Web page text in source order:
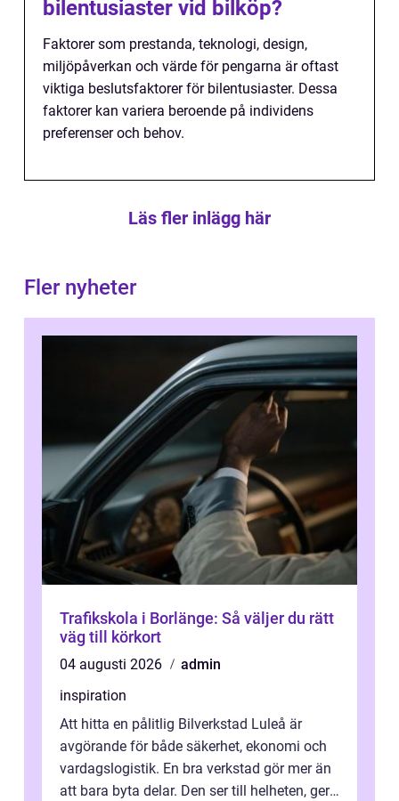
bilentusiaster vid bilköp?
Faktorer som prestanda, teknologi, design,
miljöpåverkan och värde för pengarna är oftast
viktiga beslutsfaktorer för bilentusiaster. Dessa
faktorer kan variera beroende på individens
preferenser och behov.
Läs fler inlägg här
Fler nyheter
Trafikskola i Borlänge: Så väljer du rätt
väg till körkort
04 augusti 2026
admin
inspiration
Att hitta en pålitlig Bilverkstad Luleå är
avgörande för både säkerhet, ekonomi och
vardagslogistik. En bra verkstad gör mer än
att bara byta delar. Den ser till helheten, ger